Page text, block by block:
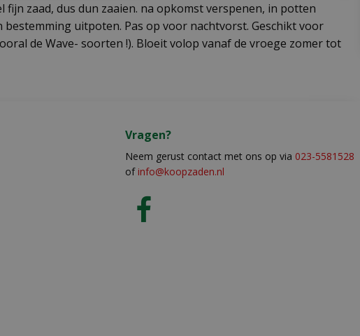
zaad, dus dun zaaien. na opkomst verspenen, in potten
uitpoten. Pas op voor nachtvorst. Geschikt voor
de Wave- soorten !). Bloeit volop vanaf de vroege zomer tot
Vragen?
Neem gerust contact met ons op via 023-5581528
of info@koopzaden.nl